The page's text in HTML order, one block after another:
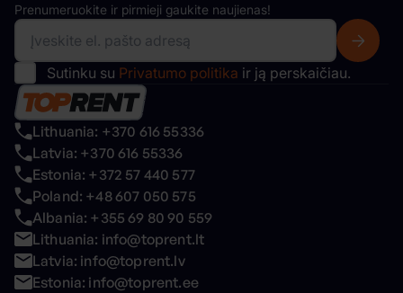
Lithuania: +370 616 55336
Latvia: +370 616 55336
Estonia: +372 57 440 577
Poland: +48 607 050 575
Albania: +355 69 80 90 559
Lithuania: info@toprent.lt
Latvia: info@toprent.lv
Estonia: info@toprent.ee
Prenumeruokite ir pirmieji gaukite naujienas!
Sutinku su Privatumo politika ir ją perskaičiau.